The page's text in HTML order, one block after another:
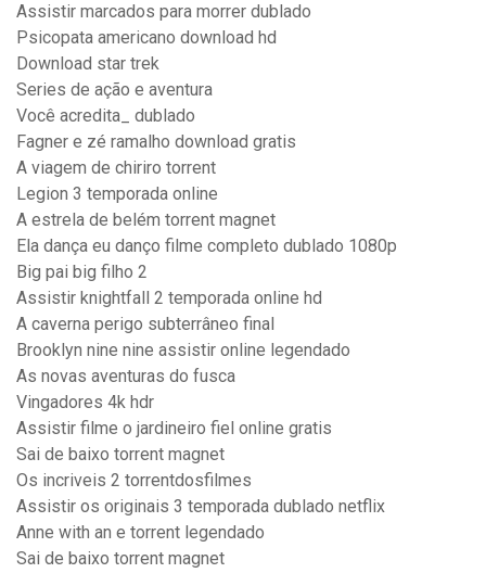
Assistir marcados para morrer dublado
Psicopata americano download hd
Download star trek
Series de ação e aventura
Você acredita_ dublado
Fagner e zé ramalho download gratis
A viagem de chiriro torrent
Legion 3 temporada online
A estrela de belém torrent magnet
Ela dança eu danço filme completo dublado 1080p
Big pai big filho 2
Assistir knightfall 2 temporada online hd
A caverna perigo subterrâneo final
Brooklyn nine nine assistir online legendado
As novas aventuras do fusca
Vingadores 4k hdr
Assistir filme o jardineiro fiel online gratis
Sai de baixo torrent magnet
Os incriveis 2 torrentdosfilmes
Assistir os originais 3 temporada dublado netflix
Anne with an e torrent legendado
Sai de baixo torrent magnet